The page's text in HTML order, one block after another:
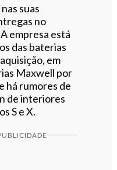
suas
no
empresa está
das baterias
em
Maxwell por
há rumores de
de interiores
S e X.